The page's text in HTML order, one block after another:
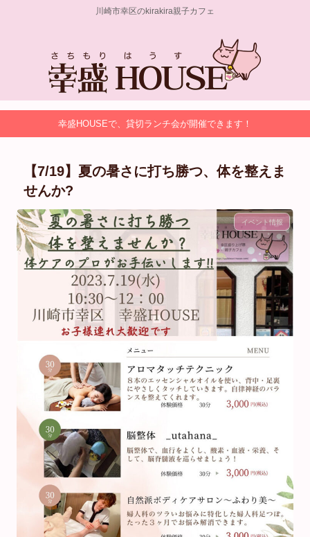
川崎市幸区のkirakira親子カフェ
幸盛HOUSEで、貸切ランチ会が開催できます！
【7/19】⁡夏の暑さに打ち勝つ、体を整えま
せんか?
イベント情報